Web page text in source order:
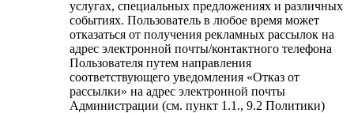
услугах, специальных предложениях и различных
событиях. Пользователь в любое время может
отказаться от получения рекламных рассылок на
адрес электронной почты/контактного телефона
Пользователя путем направления
соответствующего уведомления «Отказ от
рассылки» на адрес электронной почты
Администрации (см. пункт 1.1., 9.2 Политики)